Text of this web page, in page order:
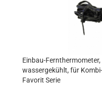
Einbau-
wassergekühlt, für
Favorit Serie